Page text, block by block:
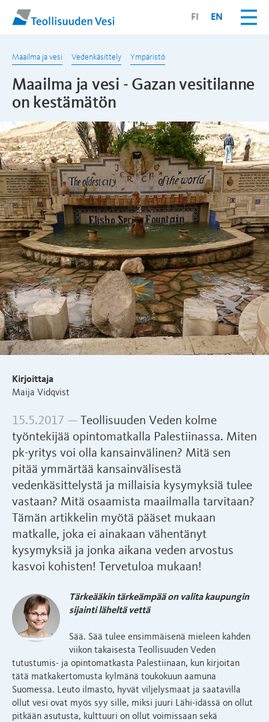
FI EN
Maailma ja vesi Vedenkäsittely Ympäristö
Maailma ja vesi - Gazan vesitilanne
on kestämätön
Kirjoittaja
Maija Vidqvist
15.5.2017 — Teollisuuden Veden kolme
työntekijää opintomatkalla Palestiinassa. Miten
pk-yritys voi olla kansainvälinen? Mitä sen
pitää ymmärtää kansainvälisestä
vedenkäsittelystä ja millaisia kysymyksiä tulee
vastaan? Mitä osaamista maailmalla tarvitaan?
Tämän artikkelin myötä pääset mukaan
matkalle, joka ei ainakaan vähentänyt
kysymyksiä ja jonka aikana veden arvostus
kasvoi kohisten! Tervetuloa mukaan!
Tärkeääkin tärkeämpää on valita kaupungin
sijainti läheltä vettä
Sää. Sää tulee ensimmäisenä mieleen kahden
viikon takaisesta Teollisuuden Veden
tutustumis- ja opintomatkasta Palestiinaan, kun kirjoitan
tätä matkakertomusta kylmänä toukokuun aamuna
Suomessa. Leuto ilmasto, hyvät viljelysmaat ja saatavilla
ollut vesi ovat myös syy sille, miksi juuri Lähi-idässä on ollut
pitkään asutusta, kulttuuri on ollut voimissaan sekä